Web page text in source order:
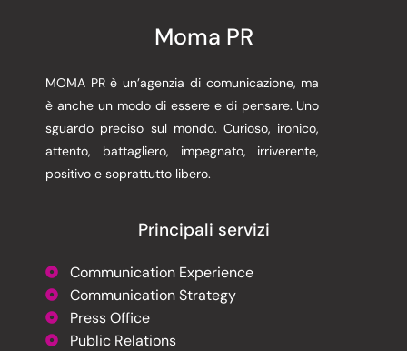
Moma PR
MOMA PR è un’agenzia di comunicazione, ma
è anche un modo di essere e di pensare. Uno
sguardo preciso sul mondo. Curioso, ironico,
attento, battagliero, impegnato, irriverente,
positivo e soprattutto libero.
Principali servizi
Communication Experience
Communication Strategy
Press Office
Public Relations